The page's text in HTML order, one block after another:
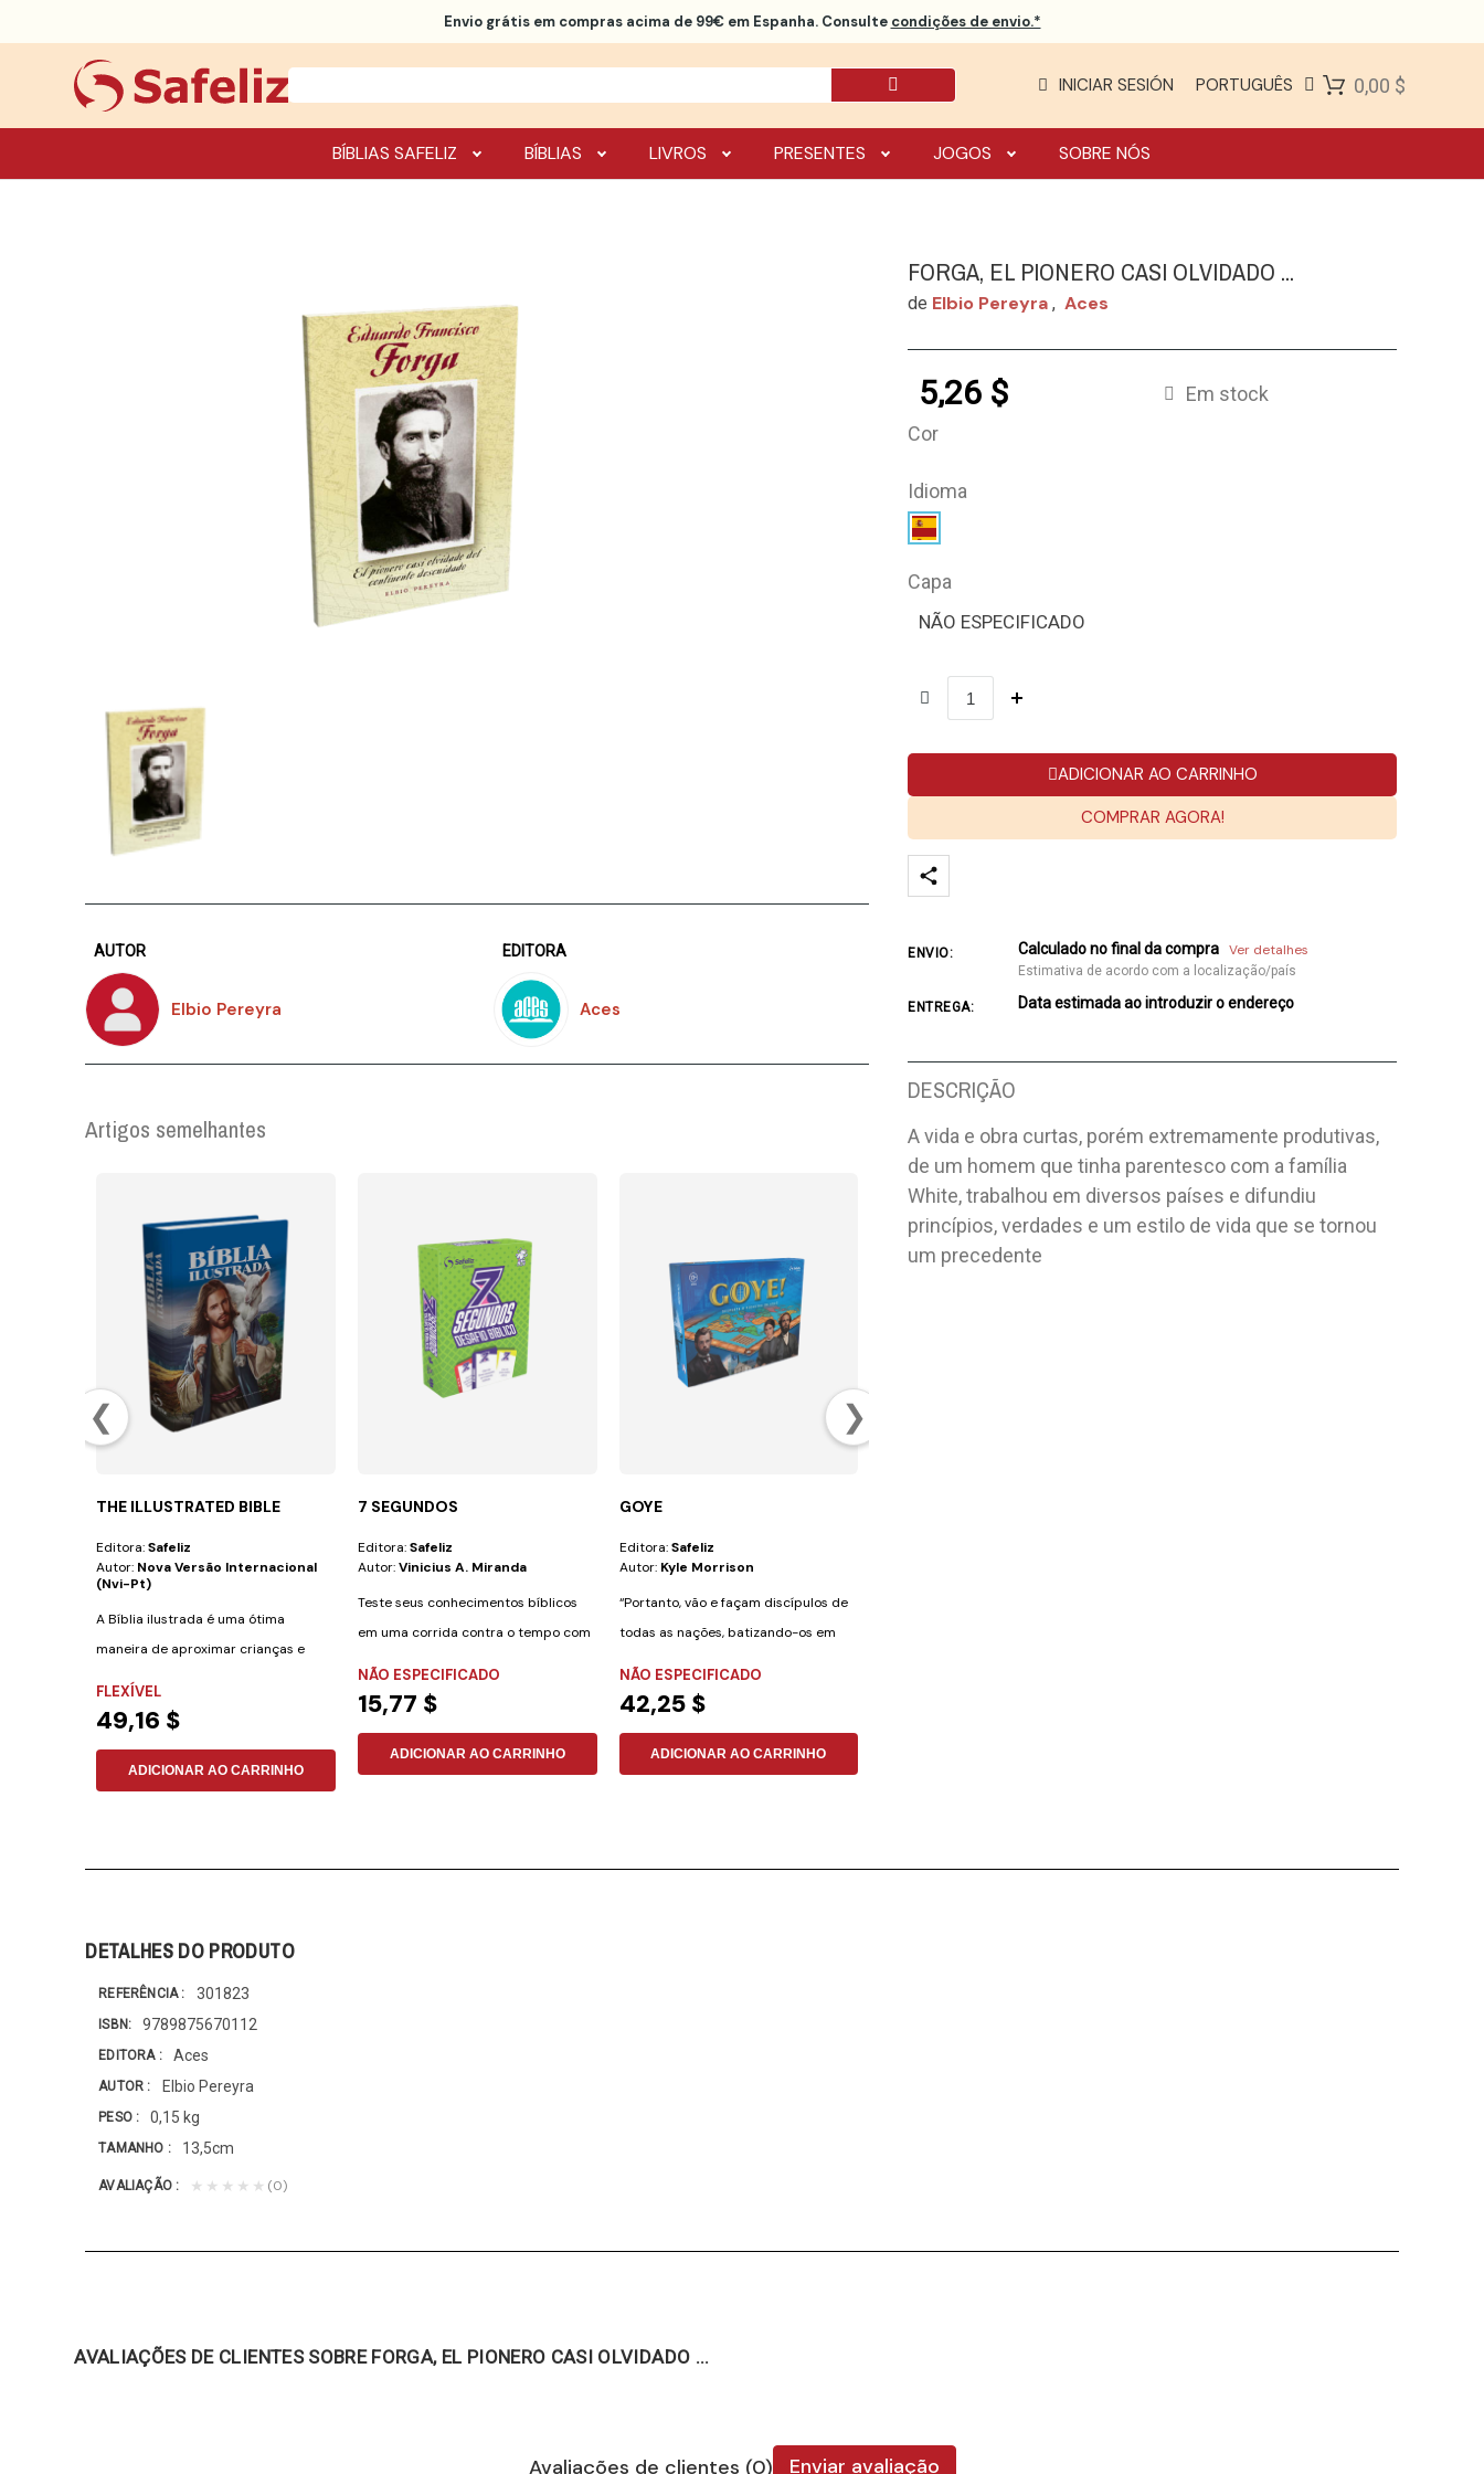
Envio grátisem compras acima de 99€ em Espanha. Consulte condições de envio.*
INICIAR SESIÓN PORTUGUÊS 0,00 $
BÍBLIAS SAFELIZ BÍBLIAS LIVROS PRESENTES JOGOS SOBRE NÓS
AUTOR
Elbio Pereyra
EDITORA
Aces
Artigos semelhantes
❮ ❯
THE ILLUSTRATED BIBLE
Editora:Safeliz
Autor: Nova Versão Internacional
(nvi-Pt)
A Bíblia ilustrada é uma ótima
maneira de aproximar crianças e
adultos de um...
FLEXÍVEL
49,16 $
ADICIONAR AO CARRINHO
7 SEGUNDOS
Editora:Safeliz
Autor:Vinicius A. Miranda
Teste seus conhecimentos bíblicos
em uma corrida contra o tempo com
NÃO ESPECIFICADO
15,77 $
ADICIONAR AO CARRINHO
GOYE
Editora:Safeliz
Autor: Kyle Morrison
“Portanto, vão e façam discípulos de
todas as nações, batizando-os em
NÃO ESPECIFICADO
42,25 $
ADICIONAR AO CARRINHO
FORGA, EL PIONERO CASI OLVIDADO ...
de Elbio Pereyra , Aces
5,26 $
Em stock
Cor
Idioma
Capa
NÃO ESPECIFICADO
ADICIONAR AO CARRINHO
COMPRAR AGORA!
ENVIO: Calculado no final da compra Ver detalhes
Estimativa de acordo com a localização/país
ENTREGA: Data estimada ao introduzir o endereço
DESCRIÇÃO
A vida e obra curtas, porém extremamente produtivas,
de um homem que tinha parentesco com a família
White, trabalhou em diversos países e difundiu
princípios, verdades e um estilo de vida que se tornou
um precedente
DETALHES DO PRODUTO
REFERÊNCIA 301823
ISBN 9789875670112
EDITORA Aces
AUTOR Elbio Pereyra
PESO 0,15 kg
TAMANHO 13,5cm
AVALIAÇÃO ★★★★★ (0)
AVALIAÇÕES DE CLIENTES SOBRE FORGA, EL PIONERO CASI OLVIDADO ...
Avaliações de clientes (0) Enviar avaliação